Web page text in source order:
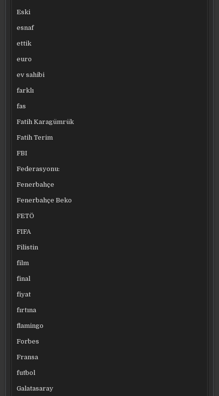
Eski
esnaf
ettik
euro
ev sahibi
farklı
fas
Fatih Karagümrük
Fatih Terim
FBI
Federasyonu:
Fenerbahçe
Fenerbahçe Beko
FETÖ
FIFA
Filistin
film
final
fiyat
fırtına
flamingo
Forbes
Fransa
futbol
Galatasaray